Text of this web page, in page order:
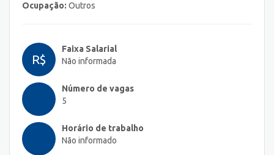
Ocupação: Outros
R$
Faixa Salarial
Não informada
Número de vagas
5
Horário de trabalho
Não informado